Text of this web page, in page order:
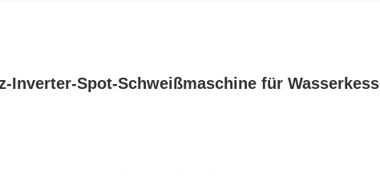
Inverter-Spot-Schweißmaschine für